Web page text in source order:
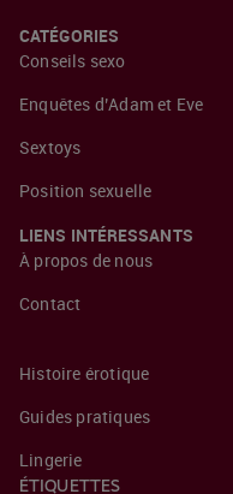
CATÉGORIES
Conseils sexo
Enquêtes d’Adam et Eve
Sextoys
Position sexuelle
LIENS INTÉRESSANTS
À propos de nous
Contact
Histoire érotique
Guides pratiques
Lingerie
ÉTIQUETTES